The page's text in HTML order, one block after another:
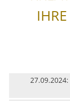
Werbetürme &
REFERENZEN